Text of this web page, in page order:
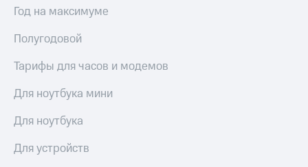
Покупка
полисов
онлайн
Скидка 30%
на связь
С картой
МТС
Деньги
МТС
дешевле
при оплате
с карты
товаров
Скидки
на смартфоны
Год на максимуме
Полугодовой
Тарифы для часов и модемов
Для ноутбука мини
Для ноутбука
Для устройств